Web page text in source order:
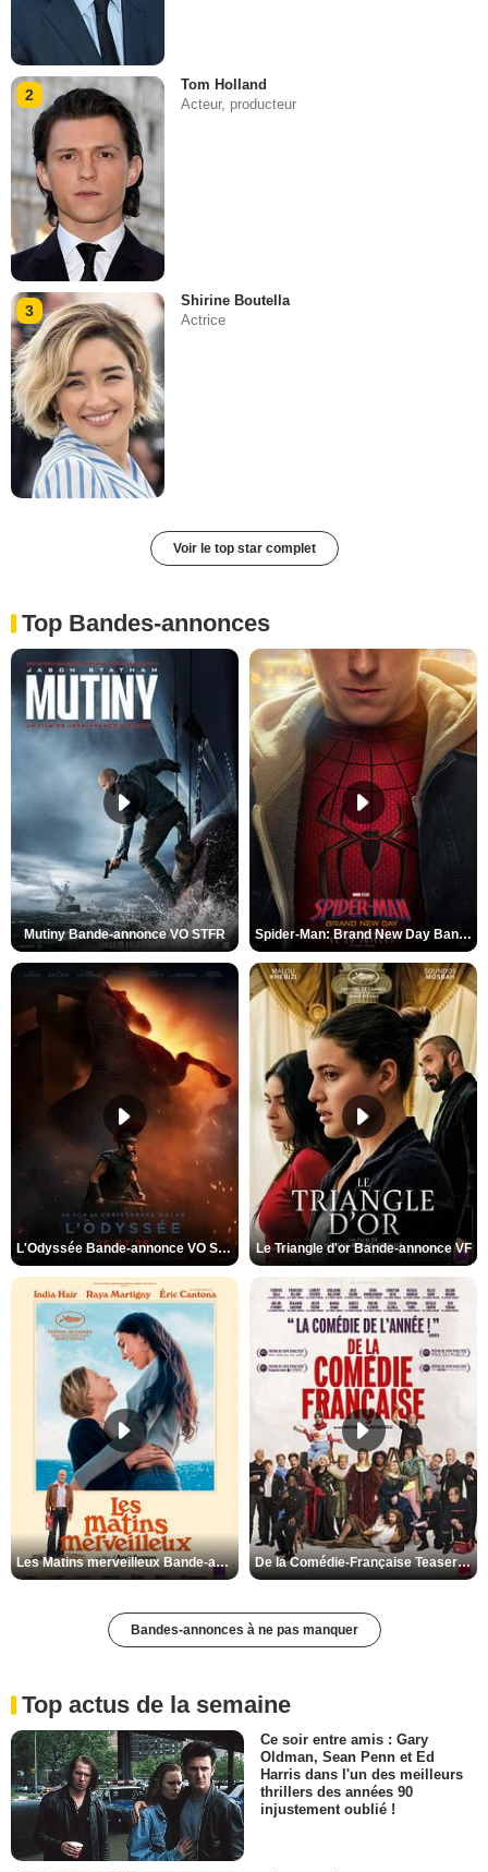
2
Tom Holland
Acteur, producteur
3
Shirine Boutella
Actrice
Voir le top star complet
Top Bandes-annonces
Mutiny Bande-annonce VO STFR Spider-Man: Brand New Day Bande-annonce VO STFR
L'Odyssée Bande-annonce VO STFR Le Triangle d'or Bande-annonce VF
Les Matins merveilleux Bande-annonce VF De la Comédie-Française Teaser VF
Bandes-annonces à ne pas manquer
Top actus de la semaine
Ce soir entre amis : Gary
Oldman, Sean Penn et Ed
Harris dans l'un des meilleurs
thrillers des années 90
injustement oublié !